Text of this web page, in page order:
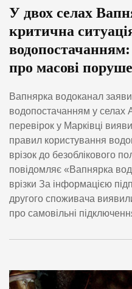
У двох селах
критична
про масові
Вапнярка водоканал
водопостачанням у селах
перевірок у Марківці
правил користування
врізок до безоблікового
повідомляє «Вапнярка
врізки За інформацією
другого споживача
про самовільні